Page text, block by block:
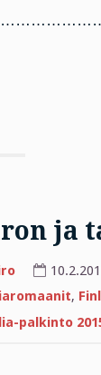
ja
,
palkinto